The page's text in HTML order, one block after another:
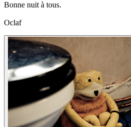
Bonne nuit à tous.
Oclaf